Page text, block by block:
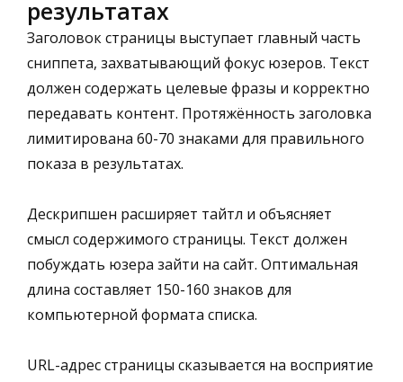
результатах
Заголовок страницы выступает главный часть
сниппета, захватывающий фокус юзеров. Текст
должен содержать целевые фразы и корректно
передавать контент. Протяжённость заголовка
лимитирована 60-70 знаками для правильного
показа в результатах.
Дескрипшен расширяет тайтл и объясняет
смысл содержимого страницы. Текст должен
побуждать юзера зайти на сайт. Оптимальная
длина составляет 150-160 знаков для
компьютерной формата списка.
URL-адрес страницы сказывается на восприятие